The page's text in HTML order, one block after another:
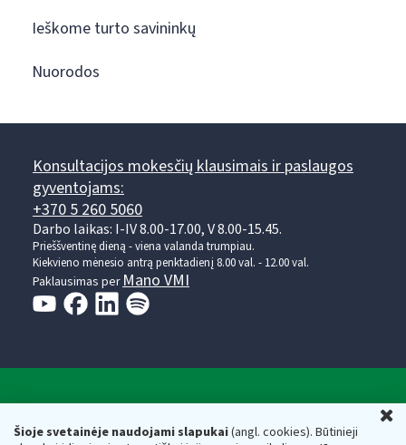
Šioje svetainėje naudojami slapukai(angl. cookies). Būtinieji
Ieškome turto savininkų
Nuorodos
Konsultacijos mokesčių klausimais ir paslaugos
gyventojams:
+370 5 260 5060
Darbo laikas: I-IV 8.00-17.00, V 8.00-15.45.
Prieššventinę dieną - viena valanda trumpiau.
Kiekvieno mėnesio antrą penktadienį 8.00 val. - 12.00 val.
Paklausimas perMano VMI
Valstybinė mokesčių inspekcija prie Lietuvos
Respublikos finansų ministerijos